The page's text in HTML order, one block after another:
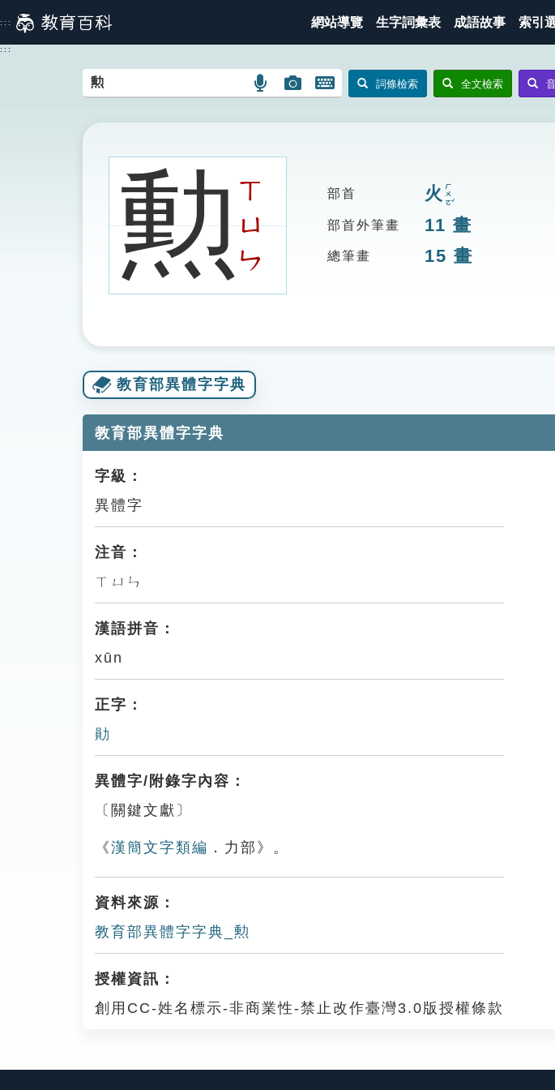
到
主
::: 網站導覽 生字詞彙表 成語故事 索引
:::
語
搜
圖
示
圖
搜
開
鍵
詞條檢索 全文檢索
勲ㄒ
ㄩ
ㄣ
部首 火 ㄏㄨㄛˇ
部首外筆畫 11 畫
總筆畫 15 畫
教育部異體字字典
教育部異體字字典
字級：
異體字
注音：
ㄒㄩㄣ
漢語拼音：
xūn
正字：
勛
異體字/附錄字內容：
〔關鍵文獻〕
《漢簡文字類編 ．力部》。
資料來源：
教育部異體字字典_勲
授權資訊：
創用CC-姓名標示-非商業性-禁止改作臺灣3.0版授權條款